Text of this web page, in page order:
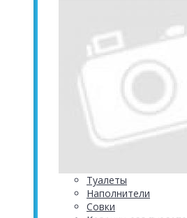
Туалеты
Наполнители
Совки